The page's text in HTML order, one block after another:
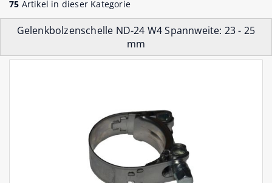
75 Artikel in dieser Kategorie
Gelenkbolzenschelle ND-24 W4 Spannweite: 23 - 25
mm